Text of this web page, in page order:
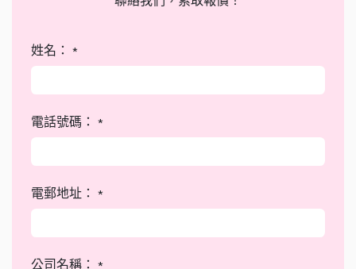
姓名： *
電話號碼： *
電郵地址： *
公司名稱： *